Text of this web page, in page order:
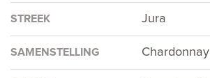
STREEK Jura
SAMENSTELLING Chardonnay